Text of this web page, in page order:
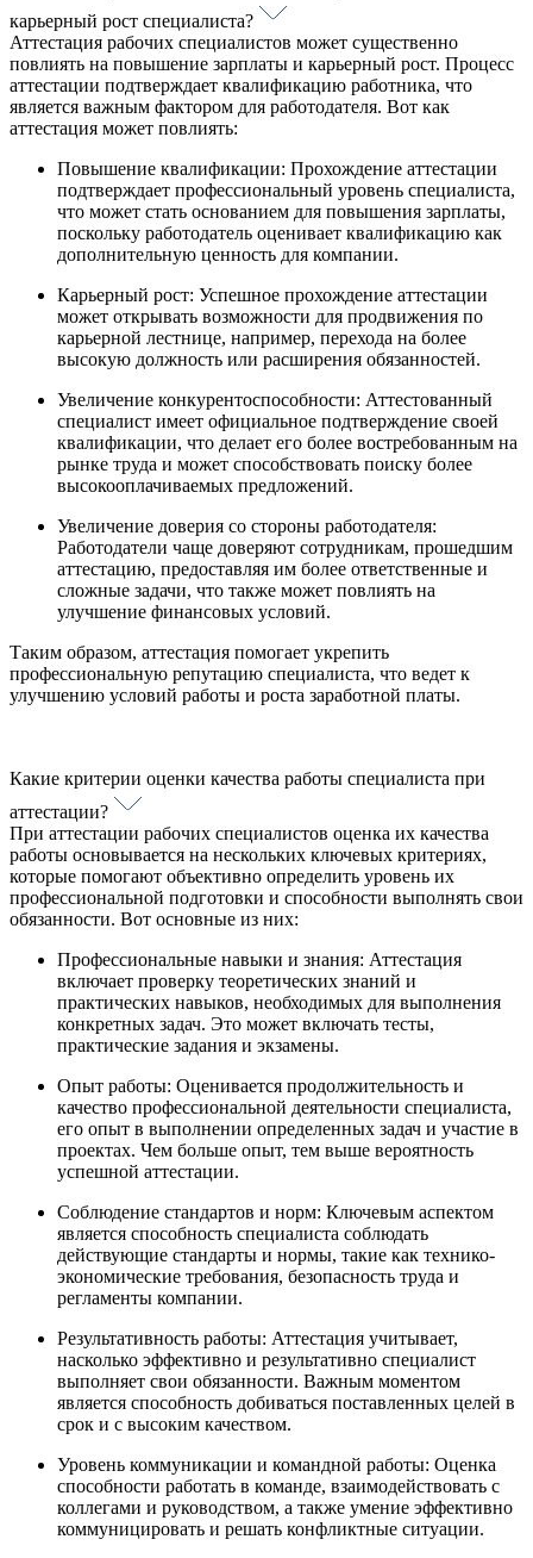
карьерный рост специалиста?
Аттестация рабочих специалистов может существенно
повлиять на повышение зарплаты и карьерный рост. Процесс
аттестации подтверждает квалификацию работника, что
является важным фактором для работодателя. Вот как
аттестация может повлиять:
Повышение квалификации: Прохождение аттестации
подтверждает профессиональный уровень специалиста,
что может стать основанием для повышения зарплаты,
поскольку работодатель оценивает квалификацию как
дополнительную ценность для компании.
Карьерный рост: Успешное прохождение аттестации
может открывать возможности для продвижения по
карьерной лестнице, например, перехода на более
высокую должность или расширения обязанностей.
Увеличение конкурентоспособности: Аттестованный
специалист имеет официальное подтверждение своей
квалификации, что делает его более востребованным на
рынке труда и может способствовать поиску более
высокооплачиваемых предложений.
Увеличение доверия со стороны работодателя:
Работодатели чаще доверяют сотрудникам, прошедшим
аттестацию, предоставляя им более ответственные и
сложные задачи, что также может повлиять на
улучшение финансовых условий.
Таким образом, аттестация помогает укрепить
профессиональную репутацию специалиста, что ведет к
улучшению условий работы и роста заработной платы.
Какие критерии оценки качества работы специалиста при
аттестации?
При аттестации рабочих специалистов оценка их качества
работы основывается на нескольких ключевых критериях,
которые помогают объективно определить уровень их
профессиональной подготовки и способности выполнять свои
обязанности. Вот основные из них:
Профессиональные навыки и знания: Аттестация
включает проверку теоретических знаний и
практических навыков, необходимых для выполнения
конкретных задач. Это может включать тесты,
практические задания и экзамены.
Опыт работы: Оценивается продолжительность и
качество профессиональной деятельности специалиста,
его опыт в выполнении определенных задач и участие в
проектах. Чем больше опыт, тем выше вероятность
успешной аттестации.
Соблюдение стандартов и норм: Ключевым аспектом
является способность специалиста соблюдать
действующие стандарты и нормы, такие как технико-
экономические требования, безопасность труда и
регламенты компании.
Результативность работы: Аттестация учитывает,
насколько эффективно и результативно специалист
выполняет свои обязанности. Важным моментом
является способность добиваться поставленных целей в
срок и с высоким качеством.
Уровень коммуникации и командной работы: Оценка
способности работать в команде, взаимодействовать с
коллегами и руководством, а также умение эффективно
коммуницировать и решать конфликтные ситуации.